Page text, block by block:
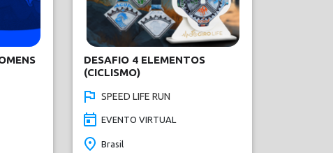
DESAFIO 4 ELEMENTOS
(CICLISMO)
SPEED LIFE RUN
EVENTO VIRTUAL
Brasil